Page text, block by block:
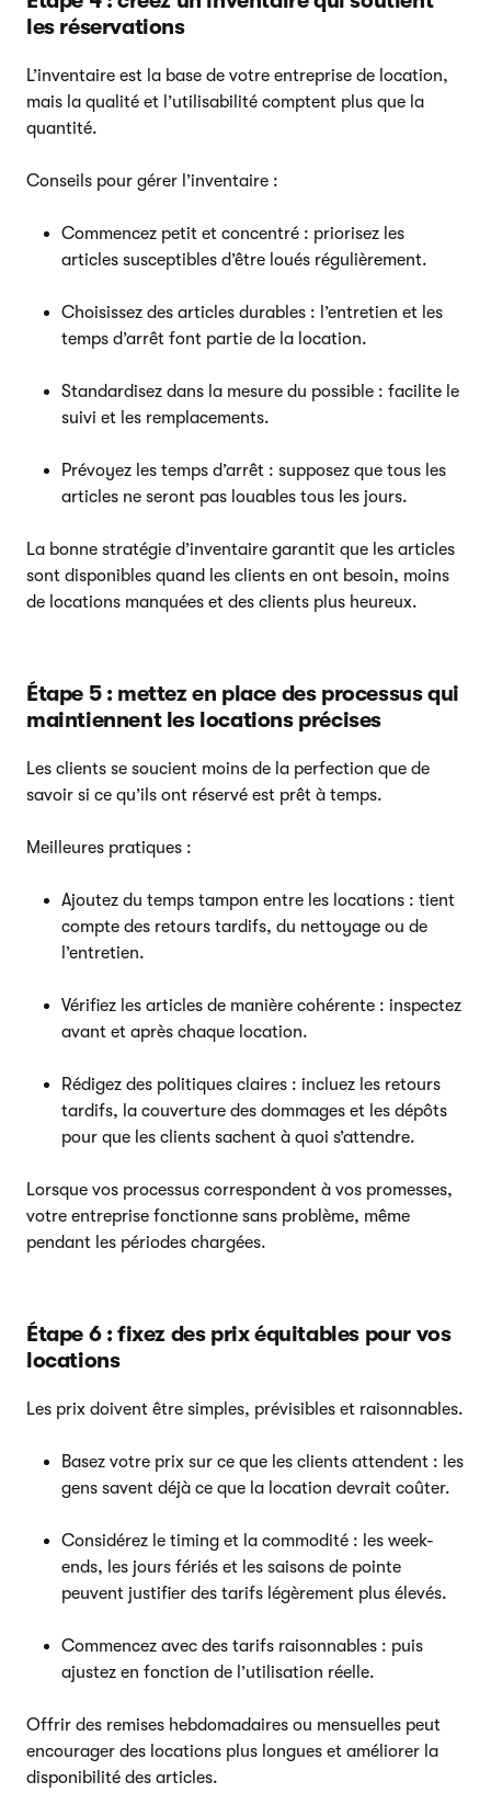
les réservations
L’inventaire est la base de votre entreprise de location,
mais la qualité et l’utilisabilité comptent plus que la
quantité.
Conseils pour gérer l’inventaire :
Commencez petit et concentré : priorisez les
articles susceptibles d’être loués régulièrement.
Choisissez des articles durables : l’entretien et les
temps d’arrêt font partie de la location.
Standardisez dans la mesure du possible : facilite le
suivi et les remplacements.
Prévoyez les temps d’arrêt : supposez que tous les
articles ne seront pas louables tous les jours.
La bonne stratégie d’inventaire garantit que les articles
sont disponibles quand les clients en ont besoin, moins
de locations manquées et des clients plus heureux.
Étape 5 : mettez en place des processus qui
maintiennent les locations précises
Les clients se soucient moins de la perfection que de
savoir si ce qu’ils ont réservé est prêt à temps.
Meilleures pratiques :
Ajoutez du temps tampon entre les locations : tient
compte des retours tardifs, du nettoyage ou de
l’entretien.
Vérifiez les articles de manière cohérente : inspectez
avant et après chaque location.
Rédigez des politiques claires : incluez les retours
tardifs, la couverture des dommages et les dépôts
pour que les clients sachent à quoi s’attendre.
Lorsque vos processus correspondent à vos promesses,
votre entreprise fonctionne sans problème, même
pendant les périodes chargées.
Étape 6 : fixez des prix équitables pour vos
locations
Les prix doivent être simples, prévisibles et raisonnables.
Basez votre prix sur ce que les clients attendent : les
gens savent déjà ce que la location devrait coûter.
Considérez le timing et la commodité : les week-
ends, les jours fériés et les saisons de pointe
peuvent justifier des tarifs légèrement plus élevés.
Commencez avec des tarifs raisonnables : puis
ajustez en fonction de l’utilisation réelle.
Offrir des remises hebdomadaires ou mensuelles peut
encourager des locations plus longues et améliorer la
disponibilité des articles.